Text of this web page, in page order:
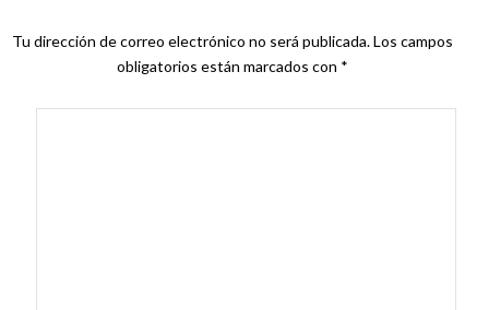
Tu dirección de correo electrónico no será publicada.Los campos
obligatorios están marcados con *